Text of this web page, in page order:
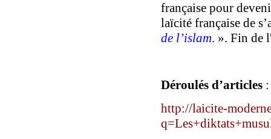
française pour
laïcité française de
de l’islam. ». Fin de
Déroulés d’articles :
http://laicite-